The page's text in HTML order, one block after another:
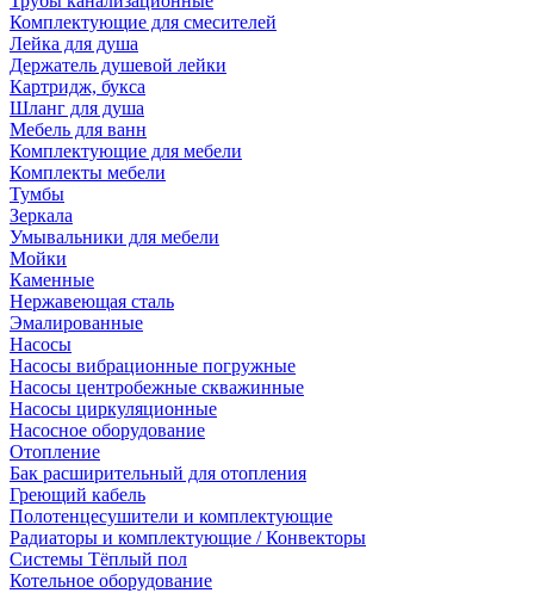
Комплектующие для смесителей
Лейка для душа
Держатель душевой лейки
Картридж, букса
Шланг для душа
Мебель для ванн
Комплектующие для мебели
Комплекты мебели
Тумбы
Зеркала
Умывальники для мебели
Мойки
Каменные
Нержавеющая сталь
Эмалированные
Насосы
Насосы вибрационные погружные
Насосы центробежные скважинные
Насосы циркуляционные
Насосное оборудование
Отопление
Бак расширительный для отопления
Греющий кабель
Полотенцесушители и комплектующие
Радиаторы и комплектующие / Конвекторы
Системы Тёплый пол
Котельное оборудование